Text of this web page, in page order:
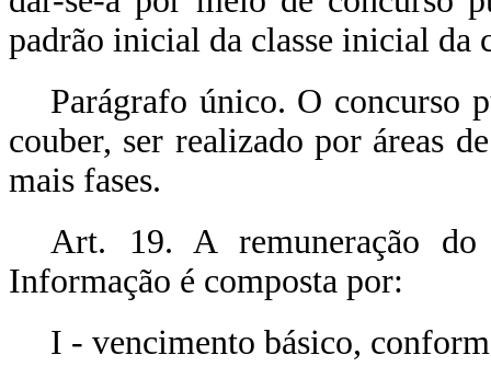
padrão inicial da classe inicial da
Parágrafo único. O concurso
couber, ser realizado por áreas
mais fases.
Art. 19. A remuneração
Informação é composta por:
I - vencimento básico,